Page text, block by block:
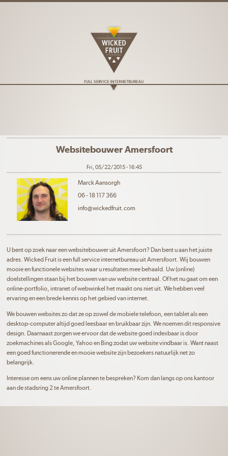
Websitebouwer Amersfoort
Fri, 05/22/2015 - 16:45
Marck Aansorgh
06 - 18 117 366
info@wickedfruit.com
U bent op zoek naar een websitebouwer uit Amersfoort? Dan bent u aan het juiste
adres. Wicked Fruit is een full service internetbureau uit Amersfoort. Wij bouwen
mooie en functionele websites waar u resultaten mee behaald. Uw (online)
doelstellingen staan bij het bouwen van uw website centraal. Of het nu gaat om een
online-portfolio, intranet of webwinkel het maakt ons niet uit. We hebben veel
ervaring en een brede kennis op het gebied van internet.
We bouwen websites zo dat ze op zowel de mobiele telefoon, een tablet als een
desktop-computer altijd goed leesbaar en bruikbaar zijn. We noemen dit responsive
design. Daarnaast zorgen we ervoor dat de website goed indexbaar is door
zoekmachines als Google, Yahoo en Bing zodat uw website vindbaar is. Want naast
een goed functionerende en mooie website zijn bezoekers natuurlijk net zo
belangrijk.
Interesse om eens uw online plannen te bespreken? Kom dan langs op ons kantoor
aan de stadsring 2 te Amersfoort.